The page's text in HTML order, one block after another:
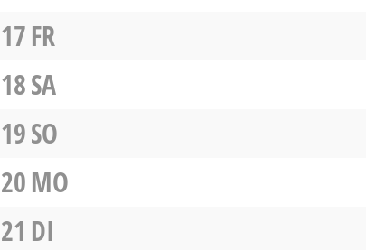
17FR
18SA
19SO
20MO
21 DI